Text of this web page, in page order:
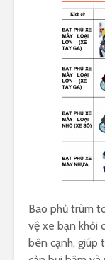
Bao phủ trùm
vệ xe bạn khỏi
bên cạnh, giúp